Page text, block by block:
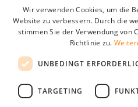
E-Mail*
Passwort
Angemeldet bleiben
Passwort vergessen?
Kostenloses
Wir verwenden Cookies, um die
Website zu verbessern. Durch die
stimmen Sie der Verwendung von
Richtlinie zu.
UNBEDINGT
TARGETING